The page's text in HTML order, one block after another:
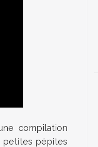
compilation
petites pépites